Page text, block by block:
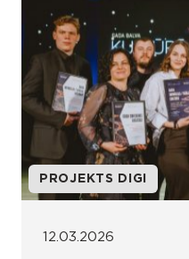
PROJEKTS DIGI
12.03.2026